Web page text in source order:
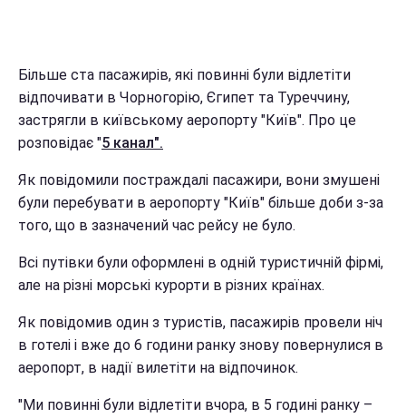
Більше ста пасажирів, які повинні були відлетіти
відпочивати в Чорногорію, Єгипет та Туреччину,
застрягли в київському аеропорту "Київ". Про це
розповідає "5 канал".
Як повідомили постраждалі пасажири, вони змушені
були перебувати в аеропорту "Київ" більше доби з-за
того, що в зазначений час рейсу не було.
Всі путівки були оформлені в одній туристичній фірмі,
але на різні морські курорти в різних країнах.
Як повідомив один з туристів, пасажирів провели ніч
в готелі і вже до 6 години ранку знову повернулися в
аеропорт, в надії вилетіти на відпочинок.
"Ми повинні були відлетіти вчора, в 5 годині ранку –